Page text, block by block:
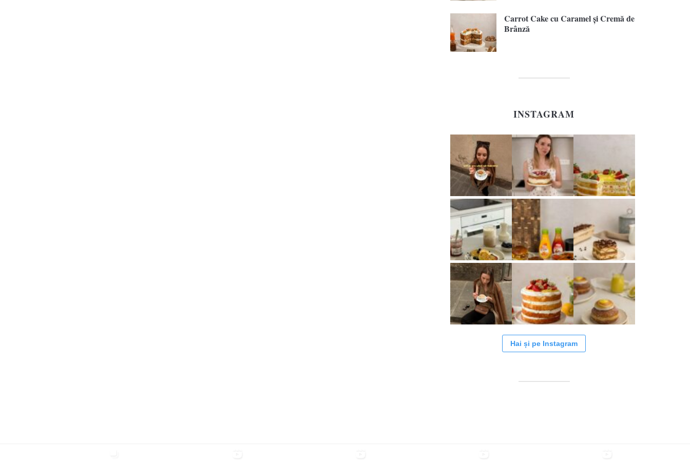
Carrot Cake cu Caramel și Cremă de
Brânză
INSTAGRAM
Hai și pe Instagram